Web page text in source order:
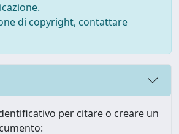
di copyright, contattare
per citare o creare un